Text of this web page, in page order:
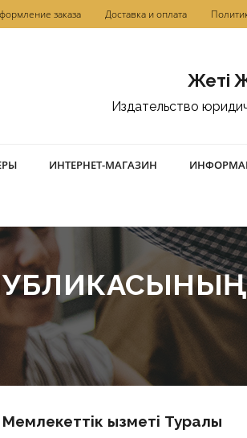
заказа Доставка и оплата
Жетi
Издательство
ИНТЕРНЕТ-МАГАЗИН
Қызметi Туралы